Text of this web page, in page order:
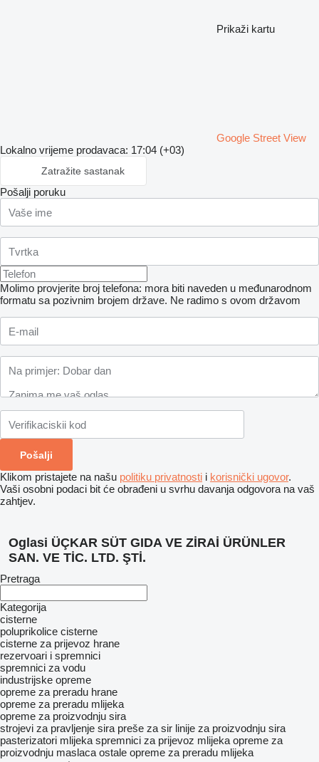
Prikaži kartu
Google Street View
Lokalno vrijeme prodavaca: 17:04 (+03)
Zatražite sastanak
Pošalji poruku
Molimo provjerite broj telefona: mora biti naveden u međunarodnom
formatu sa pozivnim brojem države. Ne radimo s ovom državom
Klikom pristajete na našu politiku privatnosti i korisnički ugovor.
Vaši osobni podaci bit će obrađeni u svrhu davanja odgovora na vaš
zahtjev.
Oglasi ÜÇKAR SÜT GIDA VE ZİRAİ ÜRÜNLER
SAN. VE TİC. LTD. ŞTİ.
Pretraga
Kategorija
cisterne
poluprikolice cisterne
cisterne za prijevoz hrane
rezervoari i spremnici
spremnici za vodu
industrijske opreme
opreme za preradu hrane
opreme za preradu mlijeka
opreme za proizvodnju sira
strojevi za pravljenje sira preše za sir linije za proizvodnju sira
pasterizatori mlijeka spremnici za prijevoz mlijeka opreme za
proizvodnju maslaca ostale opreme za preradu mlijeka